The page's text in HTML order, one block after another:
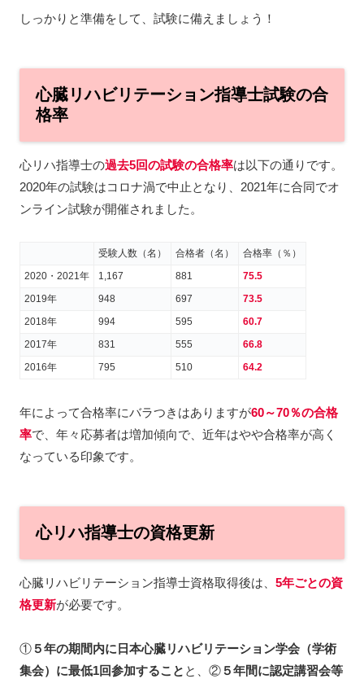
しっかりと準備をして、試験に備えましょう！
心臓リハビリテーション指導士試験の合
格率
心リハ指導士の過去5回の試験の合格率は以下の通りです。
2020年の試験はコロナ渦で中止となり、2021年に合同でオ
ンライン試験が開催されました。
受験人数（名） 合格者（名）
合格率（％）
2020・2021年
1,167 881
75.5
2019年
948 697
73.5
2018年
994 595
60.7
2017年
831 555
66.8
2016年
795 510 64.2
年によって合格率にバラつきはありますが60～70％の合格
率で、年々応募者は増加傾向で、近年はやや合格率が高く
なっている印象です。
心リハ指導士の資格更新
心臓リハビリテーション指導士資格取得後は、 5年ごとの資
格更新が必要です。
①５年の期間内に日本心臓リハビリテーション学会（学術
集会）に最低1回参加すること と、②５年間に認定講習会等